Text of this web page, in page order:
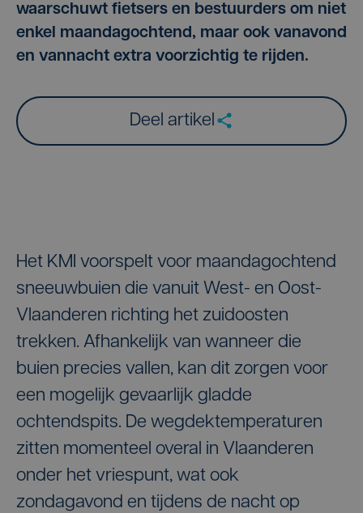
waarschuwt fietsers en bestuurders om niet
enkel maandagochtend, maar ook vanavond
en vannacht extra voorzichtig te rijden.
Deel artikel
Het KMI voorspelt voor maandagochtend
sneeuwbuien die vanuit West- en Oost-
Vlaanderen richting het zuidoosten
trekken. Afhankelijk van wanneer die
buien precies vallen, kan dit zorgen voor
een mogelijk gevaarlijk gladde
ochtendspits. De wegdektemperaturen
zitten momenteel overal in Vlaanderen
onder het vriespunt, wat ook
zondagavond en tijdens de nacht op